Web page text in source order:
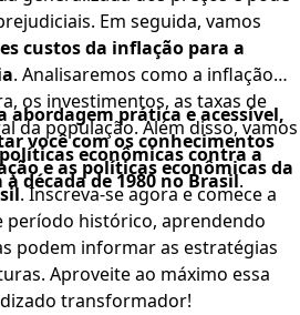
Em seguida, vamos
custos da inflação para a
. Analisaremos como a inflação
os investimentos, as taxas de
da população. Além disso, vamos
econômicas contra a
década de 1980 no Brasil.
abordagem prática e acessível,
você com os conhecimentos
e as políticas econômicas da
. Inscreva-se agora e comece a
período histórico, aprendendo
podem informar as estratégias
Aproveite ao máximo essa
transformador!